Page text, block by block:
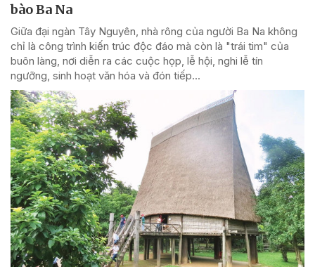
bào Ba Na
Giữa đại ngàn Tây Nguyên, nhà rông của người Ba Na không
chỉ là công trình kiến trúc độc đáo mà còn là "trái tim" của
buôn làng, nơi diễn ra các cuộc họp, lễ hội, nghi lễ tín
ngưỡng, sinh hoạt văn hóa và đón tiếp...